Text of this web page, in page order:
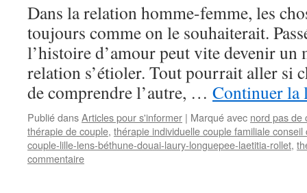
Dans la relation homme-femme, les
toujours comme on le souhaiterait.
l’histoire d’amour peut vite devenir un
relation s’étioler. Tout pourrait aller si
de comprendre l’autre, … Continuer la
Publié dansArticles pour s'informer | Marqué avec nord pas de
thérapie de couple, thérapie individuelle couple familiale
couple-lille-lens-béthune-douai-laury-longuepee-laetitia-rollet,
commentaire